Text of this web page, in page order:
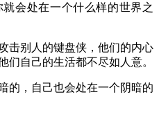
会处在一个什么样的世界之
击别人的键盘侠，他们的内心
们自己的生活都不尽如人意。
的，自己也会处在一个阴暗的